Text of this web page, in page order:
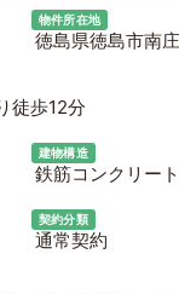
物件所在地
徳島県徳島市南
徒歩12分
建物構造
鉄筋コンクリー
契約分類
通常契約